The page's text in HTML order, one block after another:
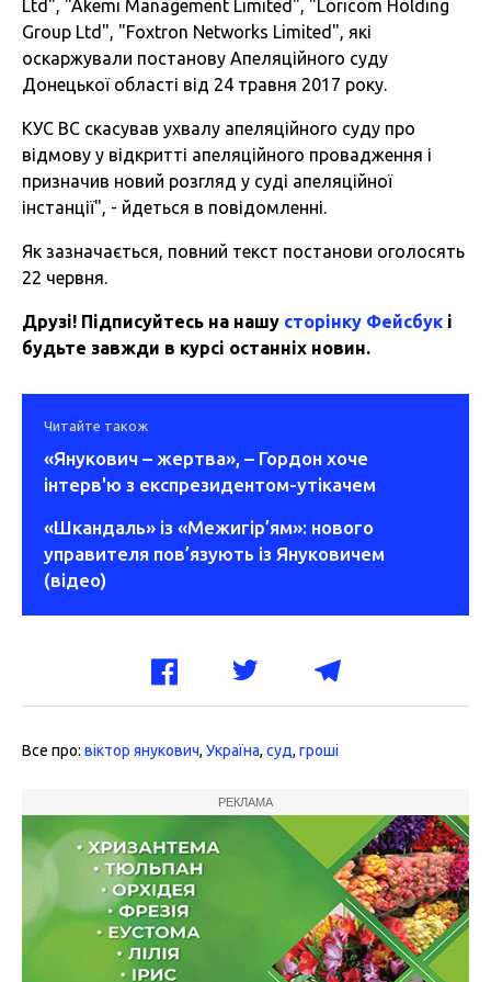
Ltd", "Akemi Management Limited", "Loricom Holding
Group Ltd", "Foxtron Networks Limited", які
оскаржували постанову Апеляційного суду
Донецької області від 24 травня 2017 року.
КУС ВС скасував ухвалу апеляційного суду про
відмову у відкритті апеляційного провадження і
призначив новий розгляд у суді апеляційної
інстанції", - йдеться в повідомленні.
Як зазначається, повний текст постанови оголосять
22 червня.
Друзі! Підписуйтесь на нашу сторінку Фейсбук і
будьте завжди в курсі останніх новин.
Читайте також
«Янукович – жертва», – Гордон хоче
інтерв'ю з експрезидентом-утікачем
«Шкандаль» із «Межигір’ям»: нового
управителя пов’язують із Януковичем
(відео)
Все про: віктор янукович, Україна, суд, гроші
РЕКЛАМА